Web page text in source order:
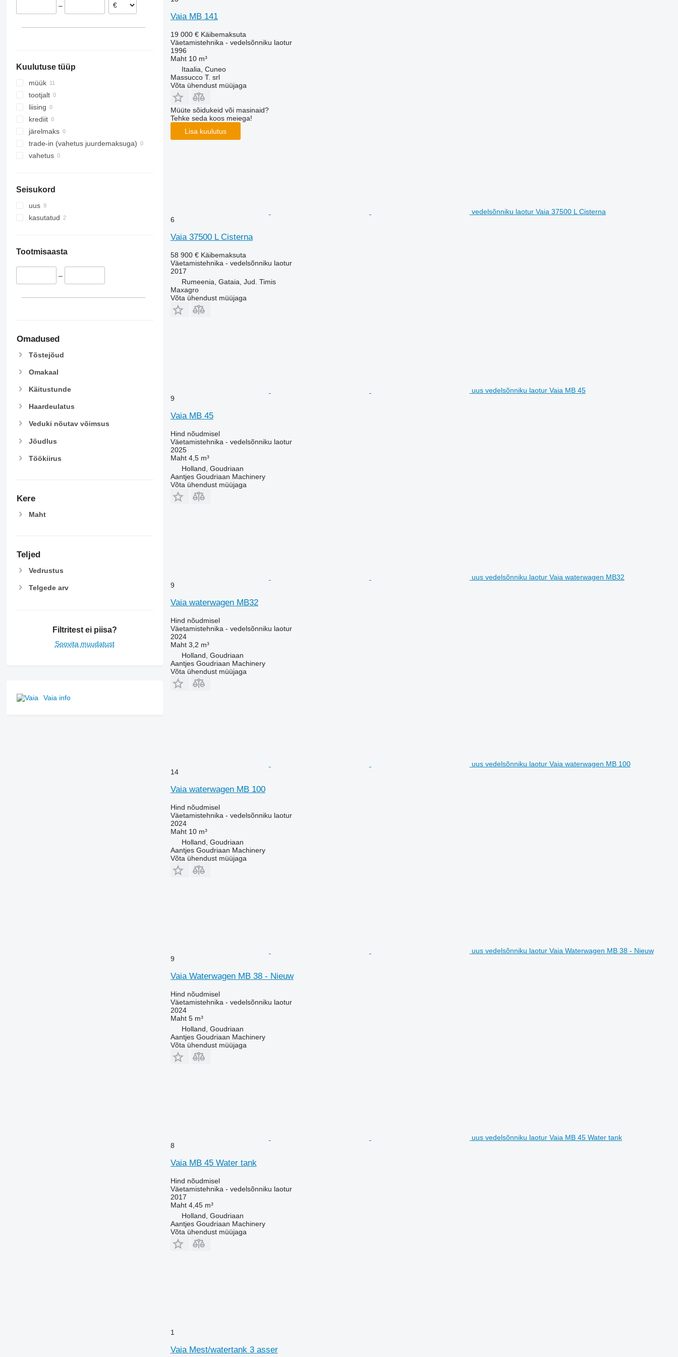
–
Kuulutuse tüüp
müük
tootjalt
liising
krediit
järelmaks
trade-in (vahetus juurdemaksuga)
vahetus
Seisukord
uus
kasutatud
Tootmisaasta
–
Omadused
Tõstejõud
Omakaal
Käitustunde
Haardeulatus
Veduki nõutav võimsus
Jõudlus
Töökiirus
Kere
Maht
Teljed
Vedrustus
Telgede arv
Filtritest ei piisa?
Soovita muudatust
Vaia info
Vaia MB 141
19 000 € Käibemaksuta
Väetamistehnika - vedelsõnniku laotur
1996
Maht 10 m³
Itaalia, Cuneo
Massucco T. srl
Võta ühendust müüjaga
Müüte sõidukeid või masinaid?
Tehke seda koos meiega!
Lisa kuulutus
vedelsõnniku laotur Vaia 37500 L Cisterna
6
Vaia 37500 L Cisterna
58 900 € Käibemaksuta
Väetamistehnika - vedelsõnniku laotur
2017
Rumeenia, Gataia, Jud. Timis
Maxagro
Võta ühendust müüjaga
uus vedelsõnniku laotur Vaia MB 45
9
Vaia MB 45
Hind nõudmisel
Väetamistehnika - vedelsõnniku laotur
2025
Maht 4,5 m³
Holland, Goudriaan
Aantjes Goudriaan Machinery
Võta ühendust müüjaga
uus vedelsõnniku laotur Vaia waterwagen MB32
9
Vaia waterwagen MB32
Hind nõudmisel
Väetamistehnika - vedelsõnniku laotur
2024
Maht 3,2 m³
Holland, Goudriaan
Aantjes Goudriaan Machinery
Võta ühendust müüjaga
uus vedelsõnniku laotur Vaia waterwagen MB 100
14
Vaia waterwagen MB 100
Hind nõudmisel
Väetamistehnika - vedelsõnniku laotur
2024
Maht 10 m³
Holland, Goudriaan
Aantjes Goudriaan Machinery
Võta ühendust müüjaga
uus vedelsõnniku laotur Vaia Waterwagen MB 38 - Nieuw
9
Vaia Waterwagen MB 38 - Nieuw
Hind nõudmisel
Väetamistehnika - vedelsõnniku laotur
2024
Maht 5 m³
Holland, Goudriaan
Aantjes Goudriaan Machinery
Võta ühendust müüjaga
uus vedelsõnniku laotur Vaia MB 45 Water tank
8
Vaia MB 45 Water tank
Hind nõudmisel
Väetamistehnika - vedelsõnniku laotur
2017
Maht 4,45 m³
Holland, Goudriaan
Aantjes Goudriaan Machinery
Võta ühendust müüjaga
1
Vaia Mest/watertank 3 asser